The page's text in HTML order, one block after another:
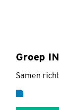
Groep
Samen